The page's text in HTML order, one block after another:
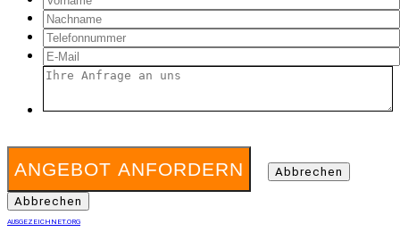
ANGEBOT ANFORDERN Abbrechen
Abbrechen
AUSGEZEICHNET.ORG